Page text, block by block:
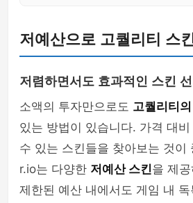
저예산으로 고퀄리티 스
저렴하면서도 효과적인 스킨
소액의 투자만으로도 고퀄리티
있는 방법이 있습니다. 가격 대
수 있는 스킨들을 찾아보는 것이
r.io는 다양한 저예산 스킨을 제
제한된 예산 내에서도 게임 내